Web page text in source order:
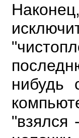
нибудь
"взялся